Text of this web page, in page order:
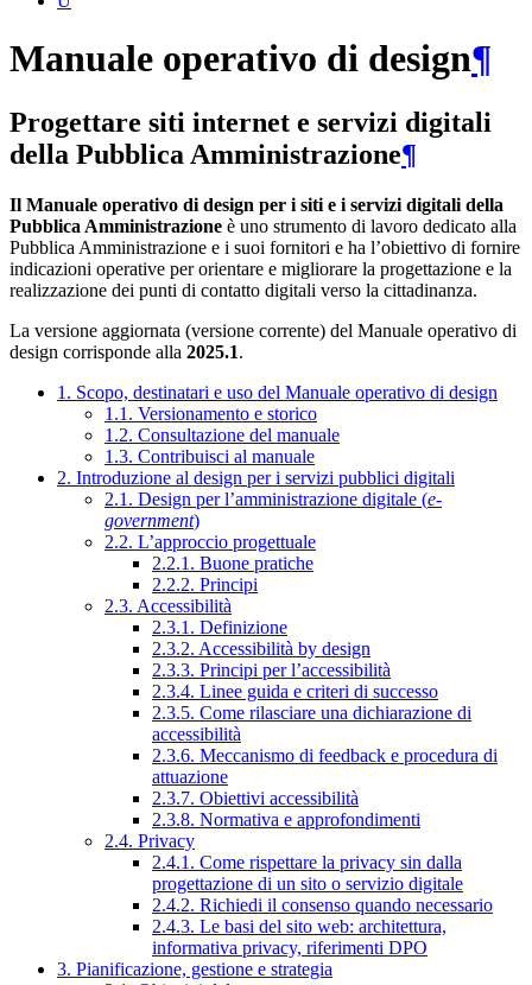
Manuale operativo di design¶
Progettare siti internet e servizi digitali
della Pubblica Amministrazione¶
Il Manuale operativo di design per i siti e i servizi digitali della
Pubblica Amministrazione è uno strumento di lavoro dedicato alla
Pubblica Amministrazione e i suoi fornitori e ha l’obiettivo di fornire
indicazioni operative per orientare e migliorare la progettazione e la
realizzazione dei punti di contatto digitali verso la cittadinanza.
La versione aggiornata (versione corrente) del Manuale operativo di
design corrisponde alla 2025.1.
1. Scopo, destinatari e uso del Manuale operativo di design
1.1. Versionamento e storico
1.2. Consultazione del manuale
1.3. Contribuisci al manuale
2. Introduzione al design per i servizi pubblici digitali
2.1. Design per l’amministrazione digitale (e-
government)
2.2. L’approccio progettuale
2.2.1. Buone pratiche
2.2.2. Principi
2.3. Accessibilità
2.3.1. Definizione
2.3.2. Accessibilità by design
2.3.3. Principi per l’accessibilità
2.3.4. Linee guida e criteri di successo
2.3.5. Come rilasciare una dichiarazione di
accessibilità
2.3.6. Meccanismo di feedback e procedura di
attuazione
2.3.7. Obiettivi accessibilità
2.3.8. Normativa e approfondimenti
2.4. Privacy
2.4.1. Come rispettare la privacy sin dalla
progettazione di un sito o servizio digitale
2.4.2. Richiedi il consenso quando necessario
2.4.3. Le basi del sito web: architettura,
informativa privacy, riferimenti DPO
3. Pianificazione, gestione e strategia